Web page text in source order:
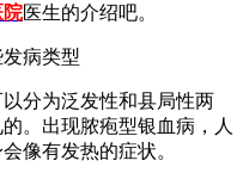
院医生的介绍吧。
分为泛发性和县局性两
。出现脓疱型银血病，人
像有发热的症状。